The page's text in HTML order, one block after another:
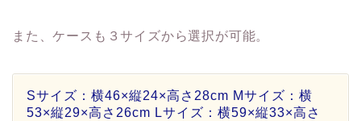
また、ケースも３サイズから選択が可能。
Sサイズ：横46×縦24×高さ28cm Mサイズ：横
53×縦29×高さ26cm Lサイズ：横59×縦33×高さ